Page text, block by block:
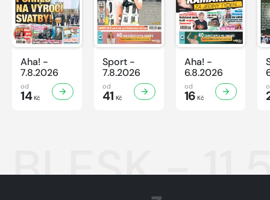
Aha! -
7.8.2026
od
14Kč
Sport -
7.8.2026
od
41 Kč
Aha! -
6.8.2026
od
16 Kč
BLESK -